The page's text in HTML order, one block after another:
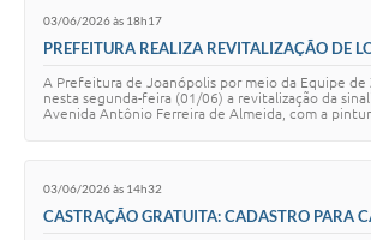
03/06/2026 às 18h17
PREFEITURA REALIZA REVITALIZAÇÃO DE
A Prefeitura de Joanópolis por meio da Equipe de
nesta segunda-feira (01/06) a revitalização da
Avenida Antônio Ferreira de Almeida, com a
03/06/2026 às 14h32
CASTRAÇÃO GRATUITA: CADASTRO PARA